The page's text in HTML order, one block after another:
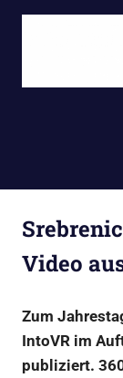
Zum
&
Video
GmbH
Reality
(VR)
Produktionsfirma
Berlin
Video
Zum
IntoVR im
publiziert.